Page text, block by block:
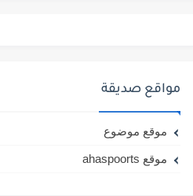
مواقع صديقة
موقع موضوع
موقع ahaspoorts